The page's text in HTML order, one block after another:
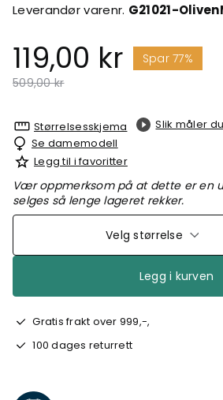
Leverandør varenr. G21021-
119,00 kr
Spar 77%
Pris redusert fra
509,00 krtil
Størrelsesskjema
Slik måler
Se damemodell
Legg til i favoritter
Vær oppmerksom på at dette er en
selges så lenge lageret rekker.
Velg størrelse
Legg i kurven
Gratis frakt over 999,-,
100 dages returrett